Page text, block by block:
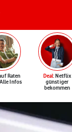
Raten
Infos
Deal: Netflix
günstiger
bekommen